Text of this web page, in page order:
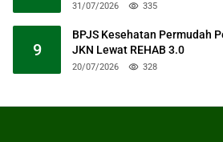
31/07/2026 335
9
BPJS Kesehatan Permudah
JKN Lewat REHAB 3.0
20/07/2026 328